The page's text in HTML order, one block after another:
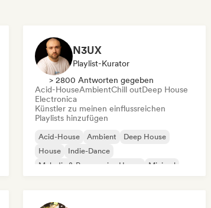
N3UX
Playlist-Kurator
> 2800 Antworten gegeben
Acid-HouseAmbientChill outDeep House
Electronica
Künstler zu meinen einflussreichen
Playlists hinzufügen
Acid-House Ambient
Deep House
House
Indie-Dance
Melodic & Progressive House
Minimal